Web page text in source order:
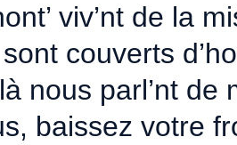
viv’nt de la
couverts
nous parl’nt de
baissez votre